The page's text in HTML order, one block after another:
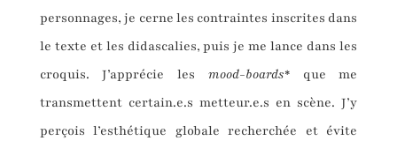
personnages, je cerne les contraintes inscrites dans
le texte et les didascalies, puis je me lance dans les
croquis. J’apprécie les mood-boards* que me
transmettent certain.e.s metteur.e.s en scène. J’y
perçois l’esthétique globale recherchée et évite